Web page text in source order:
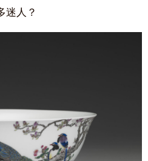
迷人？